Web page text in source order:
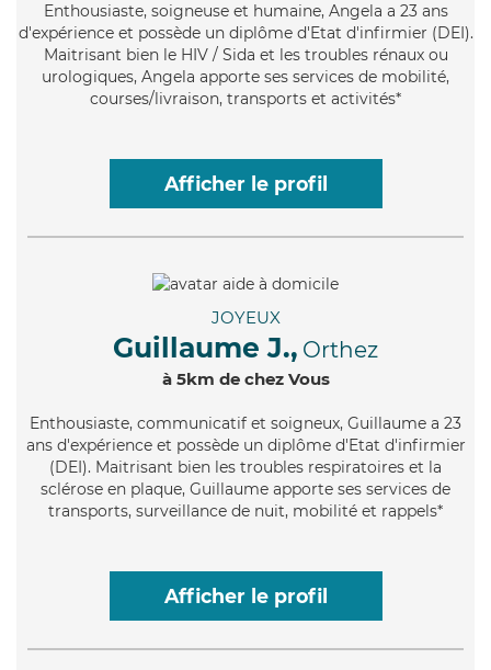
Enthousiaste, soigneuse et humaine, Angela a 23 ans
d'expérience et possède un diplôme d'Etat d'infirmier (DEI).
Maitrisant bien le HIV / Sida et les troubles rénaux ou
urologiques, Angela apporte ses services de mobilité,
courses/livraison, transports et activités*
Afficher le profil
JOYEUX
Guillaume J., Orthez
à 5km de chez Vous
Enthousiaste, communicatif et soigneux, Guillaume a 23
ans d'expérience et possède un diplôme d'Etat d'infirmier
(DEI). Maitrisant bien les troubles respiratoires et la
sclérose en plaque, Guillaume apporte ses services de
transports, surveillance de nuit, mobilité et rappels*
Afficher le profil